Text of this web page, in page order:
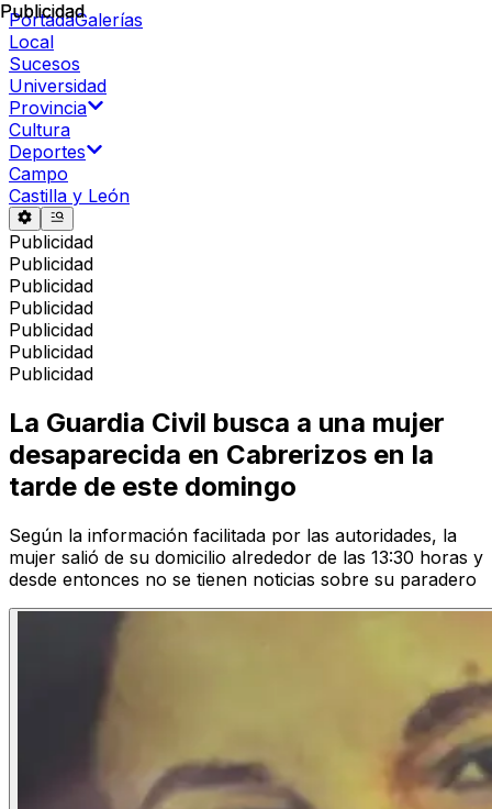
PortadaGalerías
Local
Sucesos
Universidad
Provincia
Cultura
Deportes
Campo
Castilla y León
Publicidad
Publicidad
Publicidad
Publicidad
Publicidad
Publicidad
Publicidad
Publicidad
La Guardia Civil busca a una mujer
desaparecida en Cabrerizos en la
tarde de este domingo
Según la información facilitada por las autoridades, la
mujer salió de su domicilio alrededor de las 13:30 horas y
desde entonces no se tienen noticias sobre su paradero
Publicidad